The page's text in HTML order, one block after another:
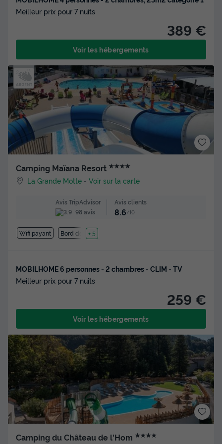
Meilleur prix pour 7 nuits
389 €
Voir les hébergements
Camping Maïana Resort ★★★★
La Grande Motte -Voir sur la carte
Avis TripAdvisor
98 avis
Avis clients
8.6/10
Wifi payant Bord de mer
+ 5
MOBILHOME 6 personnes - 2 chambres - CLIM - TV
Meilleur prix pour 7 nuits
259 €
Voir les hébergements
Camping du Château de l'Hom ★★★★